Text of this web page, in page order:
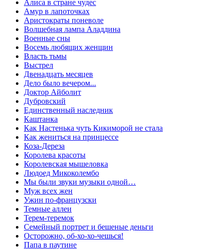
Алиса в стране чудес
Амур в лапоточках
Аристократы поневоле
Волшебная лампа Аладдина
Военные сны
Восемь любящих женщин
Власть тьмы
Выстрел
Двенадцать месяцев
Дело было вечером...
Доктор Айболит
Дубровский
Единственный наследник
Каштанка
Как Настенька чуть Кикиморой не стала
Как жениться на принцессе
Коза-Дереза
Королева красоты
Королевская мышеловка
Людоед Микоколембо
Мы были звуки музыки одной…
Муж всех жен
Ужин по-французски
Темные аллеи
Терем-теремок
Семейный портрет и бешеные деньги
Осторожно, об-хо-хо-чешься!
Папа в паутине